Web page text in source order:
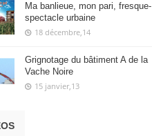
Ma banlieue, mon pari, fresque-
spectacle urbaine
18 décembre,14
Grignotage du bâtiment A de la
Vache Noire
15 janvier,13